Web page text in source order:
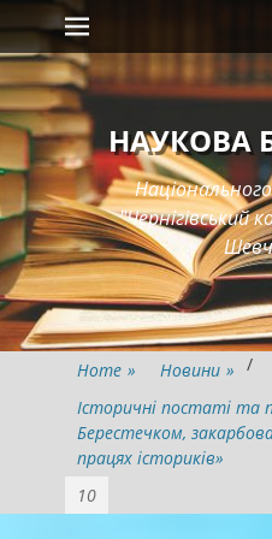
Skip
to
content
Primary Menu
НАУКОВА
"Чернігівський
Home » Новини » /
Історичні постаті та
Берестечком,
працях істориків»
10